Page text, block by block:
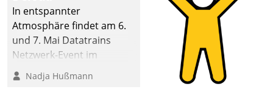
In entspannter
Atmosphäre findet am 6.
und 7. Mai Datatrains
Netzwerk-Event im
Kunden- und Partnerkreis
statt. Zentrale Frage: Wie
Nadja Hußmann